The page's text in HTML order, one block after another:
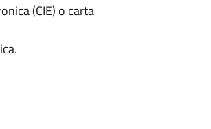
(CIE) o carta